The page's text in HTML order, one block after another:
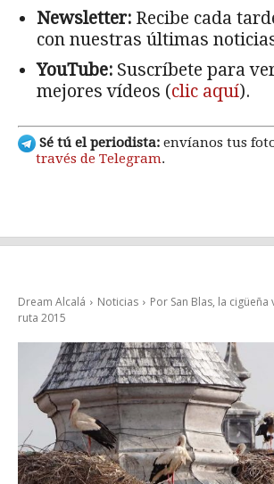
Newsletter: Recibe cada
con nuestras últimas
YouTube: Suscríbete para
mejores vídeos (clic aquí).
Sé tú el periodista: envíanos tus
través de Telegram.